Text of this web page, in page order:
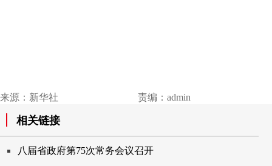
来源：新华社 责编：admin
相关链接
八届省政府第75次常务会议召开